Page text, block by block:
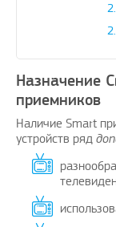
Назначение
приемников
Наличие Smart
устройств ряд